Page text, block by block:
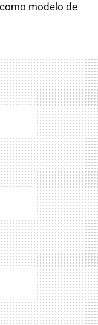
modelo de